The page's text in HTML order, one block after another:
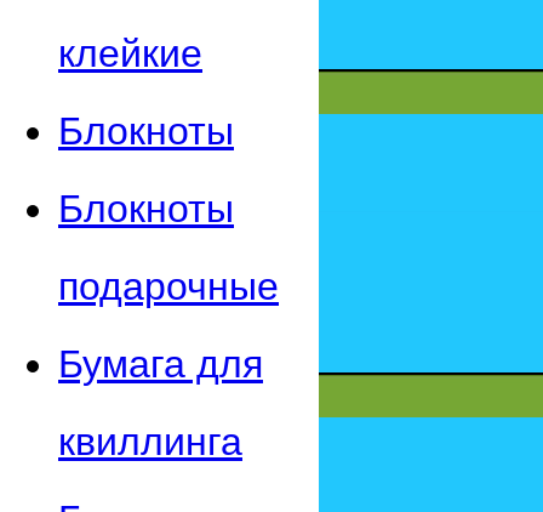
клейкие
Блокноты
Блокноты
подарочные
Бумага для
квиллинга